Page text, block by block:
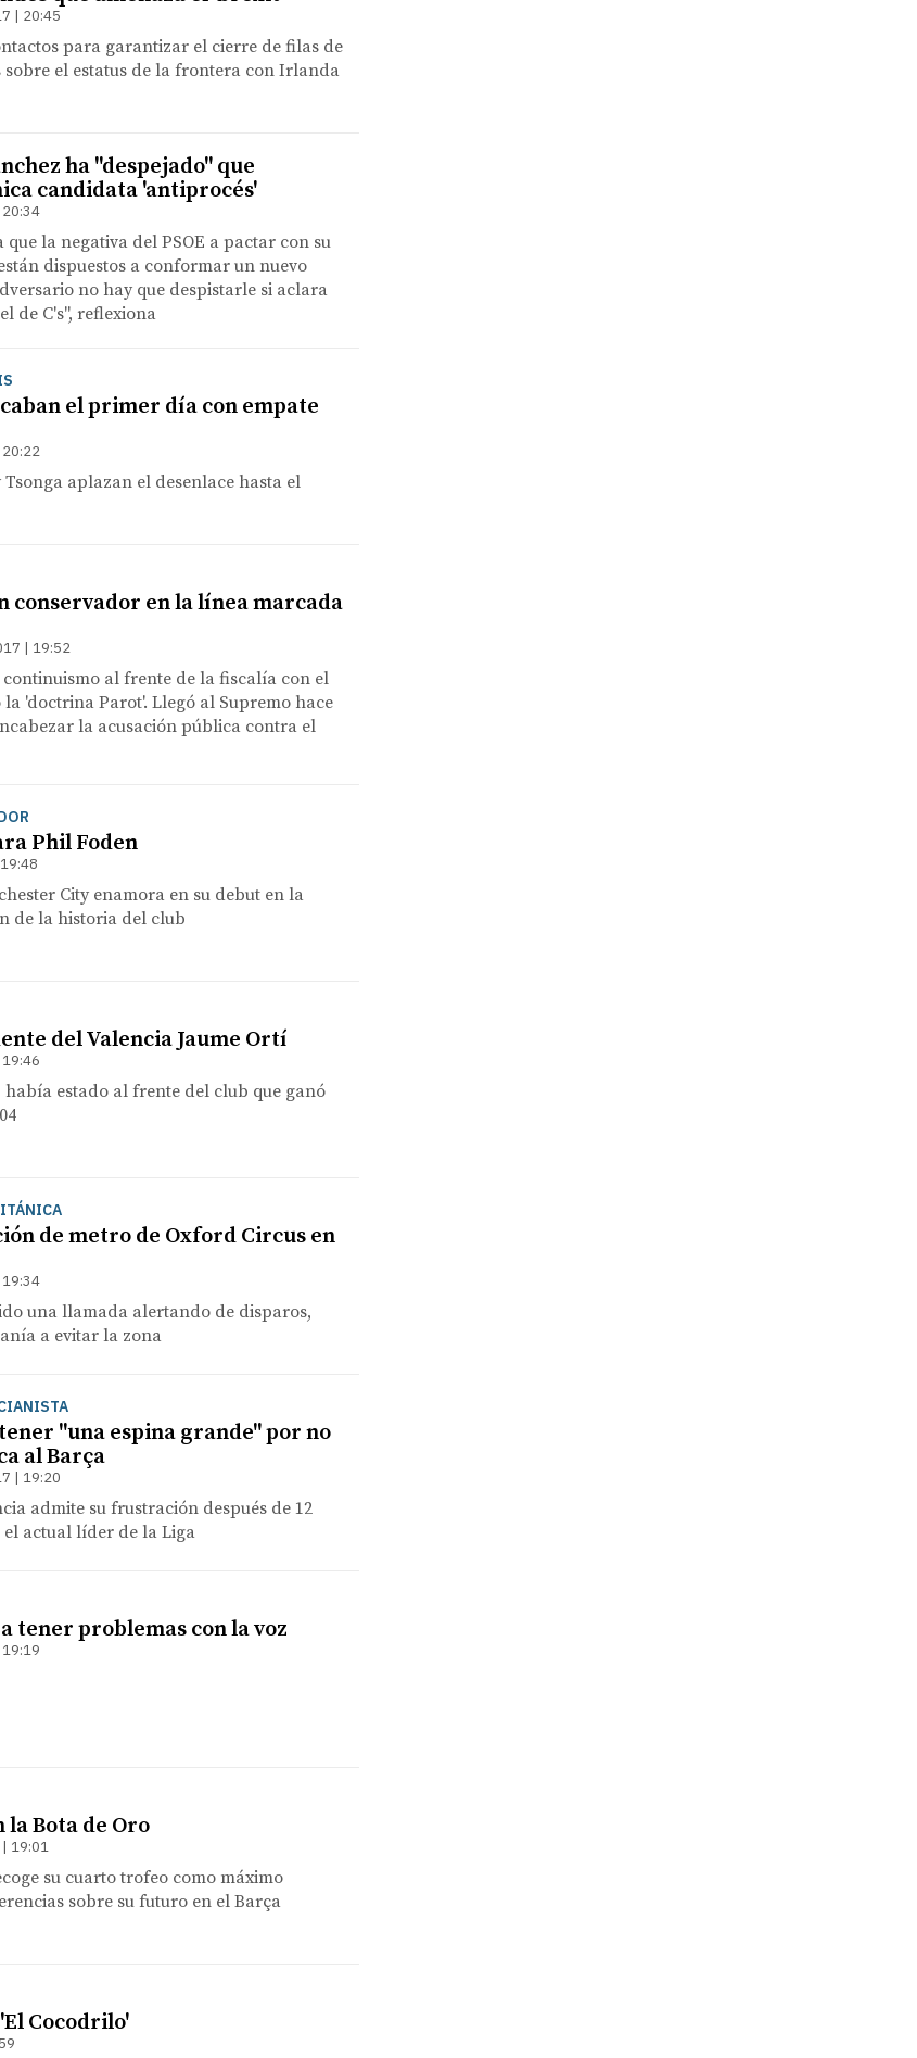
| 20:45
para garantizar el cierre de filas de
sobre el estatus de la frontera con Irlanda
ha "despejado" que
candidata 'antiprocés'
la negativa del PSOE a pactar con su
dispuestos a conformar un nuevo
no hay que despistarle si aclara
de C's", reflexiona
el primer día con empate
aplazan el desenlace hasta el
conservador en la línea marcada
| 19:52
al frente de la fiscalía con el
'doctrina Parot'. Llegó al Supremo hace
la acusación pública contra el
Phil Foden
City enamora en su debut en la
de la historia del club
del Valencia Jaume Ortí
había estado al frente del club que ganó
de metro de Oxford Circus en
una llamada alertando de disparos,
a evitar la zona
"una espina grande" por no
al Barça
| 19:20
admite su frustración después de 12
actual líder de la Liga
tener problemas con la voz
la Bota de Oro
19:01
su cuarto trofeo como máximo
sobre su futuro en el Barça
Cocodrilo'